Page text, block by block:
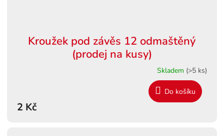
Kroužek pod závěs 12 odmaštěný
(prodej na kusy)
Skladem (>5 ks)
2 Kč
Do košíku